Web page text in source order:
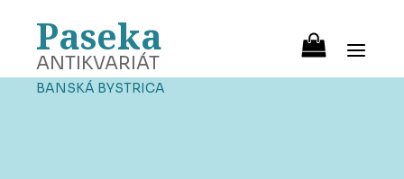
Paseka
ANTIKVARIÁT
BANSKÁ BYSTRICA